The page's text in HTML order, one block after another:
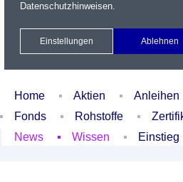
Xetra Realtime
Watchlist
Home Aktien Anleihen
Fonds
Rohstoffe
News
Wissen Einstieg
Datenschutzhinweisen.
Einstellungen Ablehnen